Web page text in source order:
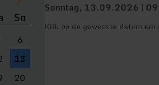
So
6
13
20
Sonntag, 13.09.2026 |
Klik op de gewenste datum